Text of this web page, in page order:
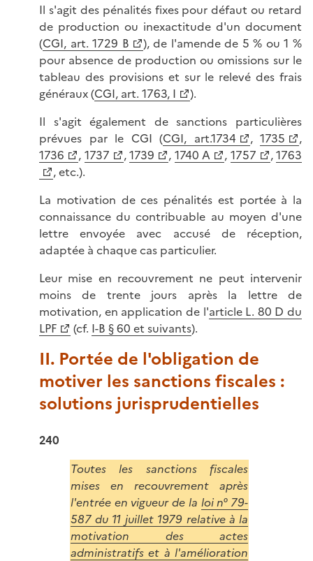
Il s'agit des pénalités fixes pour défaut ou retard
de production ou inexactitude d'un document
(CGI, art. 1729 B
), de l'amende de 5 % ou 1 %
pour absence de production ou omissions sur le
tableau des provisions et sur le relevé des frais
généraux (CGI, art. 1763, I
).
Il s'agit également de sanctions particulières
prévues par le CGI (CGI, art.1734 , 1735
,
1736
, 1737 ,1739 , 1740 A , 1757 ,1763
, etc.).
La motivation de ces pénalités est portée à la
connaissance du contribuable au moyen d'une
lettre envoyée avec accusé de réception,
adaptée à chaque cas particulier.
Leur mise en recouvrement ne peut intervenir
moins de trente jours après la lettre de
motivation, en application de l'article L. 80 D du
LPF
(cf. I-B § 60 et suivants).
II. Portée de l'obligation de
motiver les sanctions fiscales :
solutions jurisprudentielles
240
Toutes les sanctions fiscales
mises en recouvrement après
l'entrée en vigueur de la loi n° 79-
587 du 11 juillet 1979 relative à la
motivation des actes
administratifs et à l'amélioration